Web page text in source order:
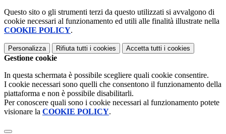
Questo sito o gli strumenti terzi da questo utilizzati si avvalgono di
cookie necessari al funzionamento ed utili alle finalità illustrate nella
COOKIE POLICY.
Personalizza Rifiuta tutti i cookies Accetta tutti i cookies
Gestione cookie
In questa schermata è possibile scegliere quali cookie consentire.
I cookie necessari sono quelli che consentono il funzionamento della
piattaforma e non è possibile disabilitarli.
Per conoscere quali sono i cookie necessari al funzionamento potete
visionare la COOKIE POLICY.